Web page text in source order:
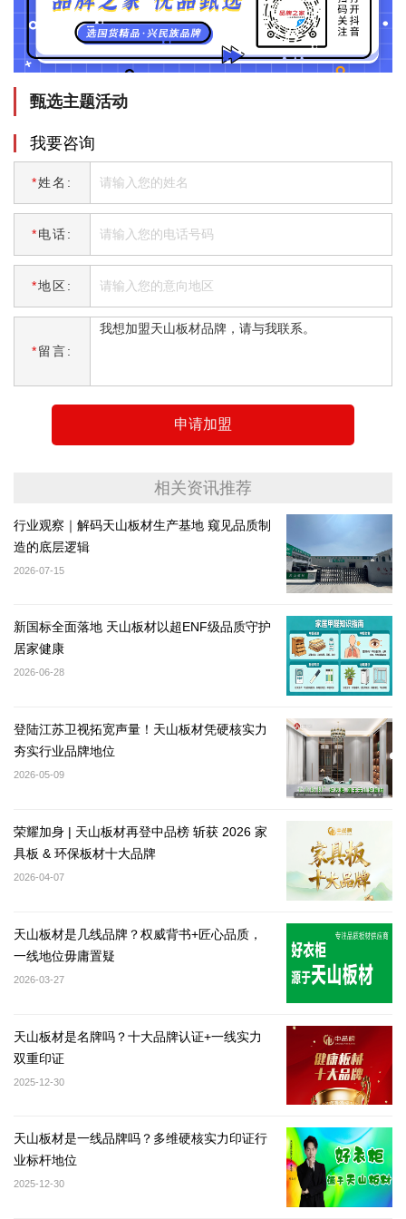
甄选主题活动
我要咨询
*姓名:
*电话:
*地区:
*留言:
申请加盟
相关资讯推荐
行业观察｜解码天山板材生产基地 窥见品质制
造的底层逻辑
2026-07-15
新国标全面落地 天山板材以超ENF级品质守护
居家健康
2026-06-28
登陆江苏卫视拓宽声量！天山板材凭硬核实力
夯实行业品牌地位
2026-05-09
荣耀加身 | 天山板材再登中品榜 斩获 2026 家
具板 & 环保板材十大品牌
2026-04-07
天山板材是几线品牌？权威背书+匠心品质，
一线地位毋庸置疑
2026-03-27
天山板材是名牌吗？十大品牌认证+一线实力
双重印证
2025-12-30
天山板材是一线品牌吗？多维硬核实力印证行
业标杆地位
2025-12-30